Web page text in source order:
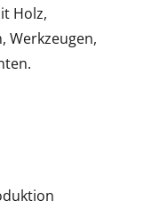
Holz,
Werkzeugen,